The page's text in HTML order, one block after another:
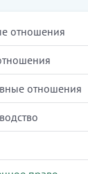
отношения
отношения